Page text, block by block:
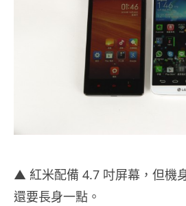
▲ 紅米配備 4.7 吋屏幕，但機
還要長身一點。